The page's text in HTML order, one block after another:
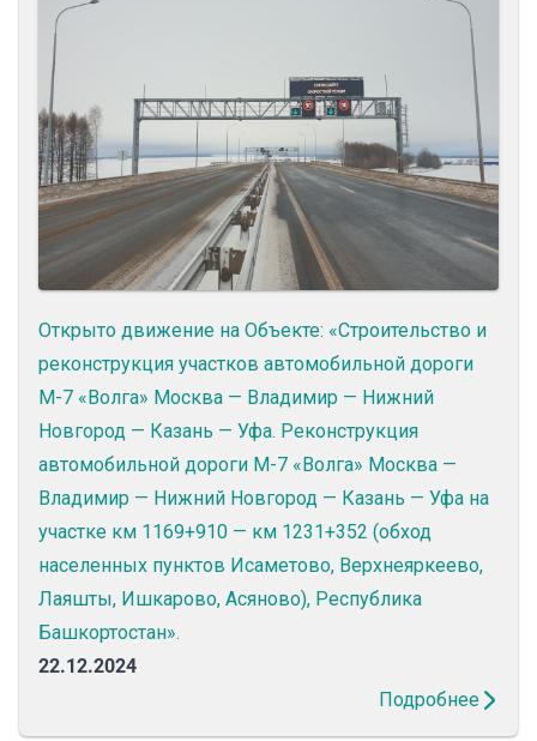
Открыто движение на Объекте: «Строительство и
реконструкция участков автомобильной дороги
М-7 «Волга» Москва — Владимир — Нижний
Новгород — Казань — Уфа. Реконструкция
автомобильной дороги М-7 «Волга» Москва —
Владимир — Нижний Новгород — Казань — Уфа на
участке км 1169+910 — км 1231+352 (обход
населенных пунктов Исаметово, Верхнеяркеево,
Лаяшты, Ишкарово, Асяново), Республика
Башкортостан».
22.12.2024
Подробнее